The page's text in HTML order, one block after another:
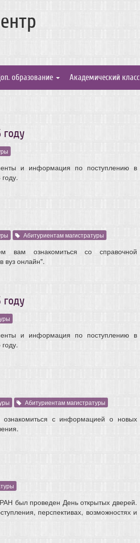
образование Академический класс
и информация по поступлению в
Абитуриентам магистратуры
вам ознакомиться со справочной
вуз онлайн".
и информация по поступлению в
Абитуриентам магистратуры
с информацией о новых
был проведен День открытых дверей.
перспективах, возможностях и